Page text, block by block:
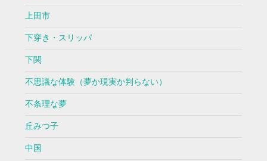
上田市
下穿き・スリッパ
下関
不思議な体験（夢か現実か判らない）
不条理な夢
丘みつ子
中国